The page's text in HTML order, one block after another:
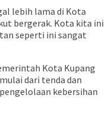
lebih lama di Kota
bergerak. Kota kita ini
seperti ini sangat
Kota Kupang
dari tenda dan
kebersihan